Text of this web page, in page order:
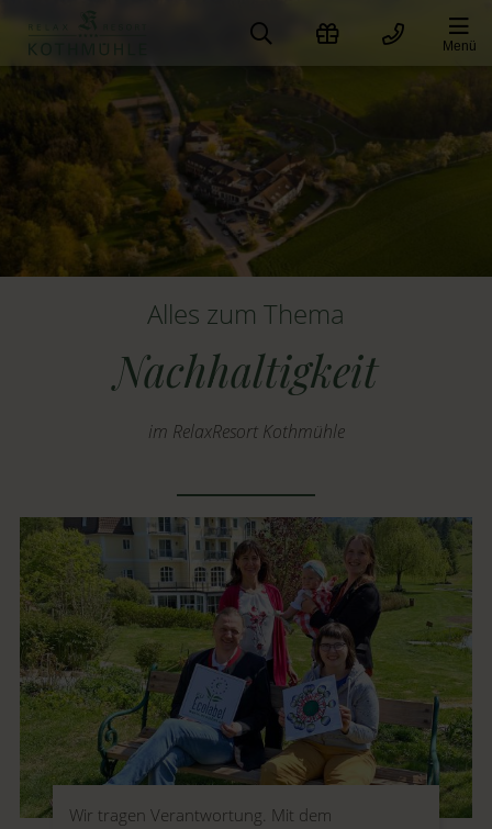
Inhalt
springen
Menü
Alles zum Thema
Nachhaltigkeit
im RelaxResort Kothmühle
Wir tragen Verantwortung. Mit dem